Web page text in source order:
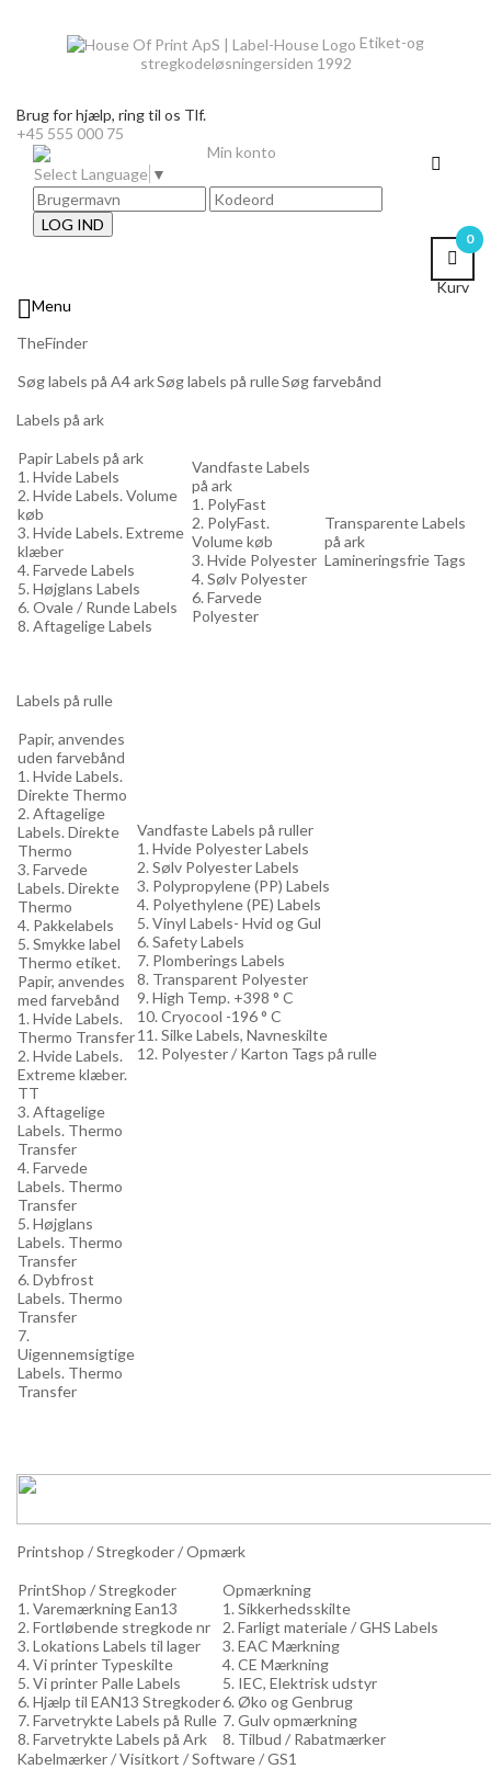
Etiket-og
stregkodeløsningersiden 1992
Brug for hjælp, ring til os Tlf.
+45 555 000 75
Select Language ▼
LOG IND
0
Kurv
Min konto
Menu
TheFinder
Søg labels på A4 arkSøg labels på rulleSøg farvebånd
Labels på ark
Papir Labels på ark
1. Hvide Labels
2. Hvide Labels. Volume
køb
3. Hvide Labels. Extreme
klæber
4. Farvede Labels
5. Højglans Labels
6. Ovale / Runde Labels
8. Aftagelige Labels
Vandfaste Labels
på ark
1. PolyFast
2. PolyFast.
Volume køb
3. Hvide Polyester
4. Sølv Polyester
6. Farvede
Polyester
Transparente Labels
på ark
Lamineringsfrie Tags
Labels på rulle
Papir, anvendes
uden farvebånd
1. Hvide Labels.
Direkte Thermo
2. Aftagelige
Labels. Direkte
Thermo
3. Farvede
Labels. Direkte
Thermo
4. Pakkelabels
5. Smykke label
Thermo etiket.
Papir, anvendes
med farvebånd
1. Hvide Labels.
Thermo Transfer
2. Hvide Labels.
Extreme klæber.
TT
3. Aftagelige
Labels. Thermo
Transfer
4. Farvede
Labels. Thermo
Transfer
5. Højglans
Labels. Thermo
Transfer
6. Dybfrost
Labels. Thermo
Transfer
7.
Uigennemsigtige
Labels. Thermo
Transfer
Vandfaste Labels på ruller
1. Hvide Polyester Labels
2. Sølv Polyester Labels
3. Polypropylene (PP) Labels
4. Polyethylene (PE) Labels
5. Vinyl Labels- Hvid og Gul
6. Safety Labels
7. Plomberings Labels
8. Transparent Polyester
9. High Temp. +398 ° C
10. Cryocool -196 ° C
11. Silke Labels, Navneskilte
12. Polyester / Karton Tags på rulle
Printshop / Stregkoder / Opmærk
PrintShop / Stregkoder
1. Varemærkning Ean13
2. Fortløbende stregkode nr
3. Lokations Labels til lager
4. Vi printer Typeskilte
5. Vi printer Palle Labels
6. Hjælp til EAN13 Stregkoder
7. Farvetrykte Labels på Rulle
8. Farvetrykte Labels på Ark
Opmærkning
1. Sikkerhedsskilte
2. Farligt materiale / GHS Labels
3. EAC Mærkning
4. CE Mærkning
5. IEC, Elektrisk udstyr
6. Øko og Genbrug
7. Gulv opmærkning
8. Tilbud / Rabatmærker
Kabelmærker / Visitkort / Software / GS1